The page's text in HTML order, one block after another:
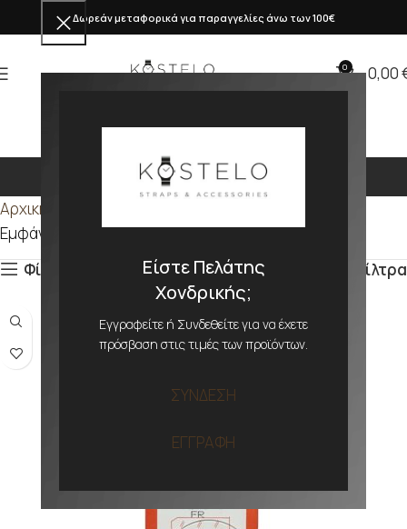
Είστε Πελάτης
Χονδρικής;
Εγγραφείτε ή Συνδεθείτε για να έχετε
πρόσβαση στις τιμές των προϊόντων.
ΣΥΝΔΕΣΗ
ΕΓΓΡΑΦΗ
Δωρεάν μεταφορικά για παραγγελίες άνω των 100€
0 0,00
209mm
Αρχική σελίδα
Εμφάνιση του μοναδικού αποτελέσματος
Φίλτρα
Φίλτρα